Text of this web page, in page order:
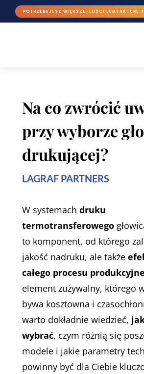
POTRZEBUJESZ WIĘKSZE ILOŚCI LUB FAKTURĘ
Na co zwrócić
przy wyborze
drukującej?
LAGRAF PARTNERS
W systemach druku
termotransferowego
to komponent, od którego
jakość nadruku, ale także
całego procesu
element zużywalny, którego
bywa kosztowna i
warto dokładnie wiedzieć,
wybrać, czym różnią się
modele i jakie parametry
powinny być dla Ciebie